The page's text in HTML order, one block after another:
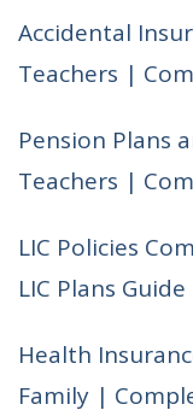
Accidental
Teachers |
Pension Plans
Teachers |
LIC Policies
LIC Plans
Health
Family |